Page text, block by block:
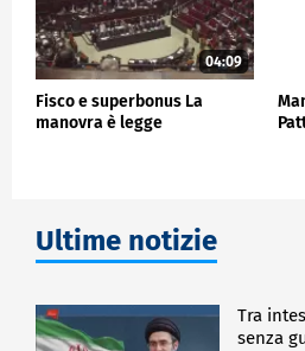
avanti nel diminuire
concluso.
ECONOMIA
04:09
Fisco e superbonus La
manovra è legge
Ultime notizie
Tra
senza